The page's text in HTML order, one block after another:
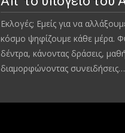
Εκλογές; Εμείς για να
κόσμο ψηφίζουμε κάθε μέρα.
δέντρα, κάνοντας δράσεις,
διαμορφώνοντας συνειδήσεις…